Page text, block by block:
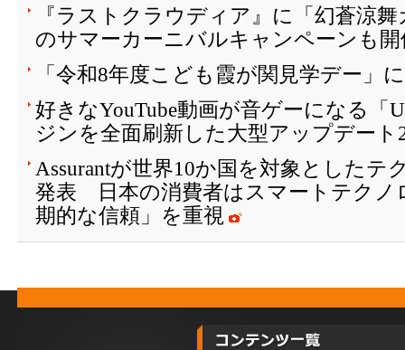
『ラストクラウディア』に「幻蒼涼
のサマーカーニバルキャンペーンも
「令和8年度こども霞が関見学デー」
好きなYouTube動画が音ゲーになる「
ジンを全面刷新した大型アップデート
Assurantが世界10か国を対象としたテ
発表 日本の消費者はスマートテクノ
期的な信頼」を重視